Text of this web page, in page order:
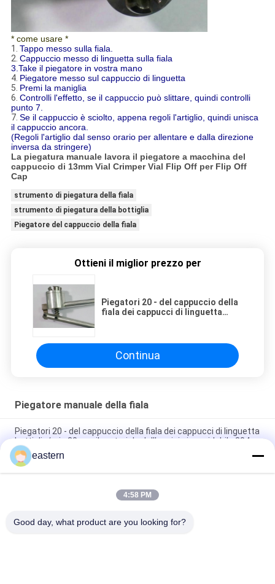
* come usare *
1. Tappo messo sulla fiala.
2. Cappuccio messo di linguetta sulla fiala
3.Take il piegatore in vostra mano
4. Piegatore messo sul cappuccio di linguetta
5. Premi la maniglia
6. Controlli l'effetto, se il cappuccio può slittare, quindi controlli
punto 7.
7. Se il cappuccio è sciolto, appena regoli l'artiglio, quindi unisca
il cappuccio ancora.
(Regoli l'artiglio dal senso orario per allentare e dalla direzione
inversa da stringere)
La piegatura manuale lavora il piegatore a macchina del
cappuccio di 13mm Vial Crimper Vial Flip Off per Flip Off
Cap
strumento di piegatura della fiala
strumento di piegatura della bottiglia
Piegatore del cappuccio della fiala
Ottieni il miglior prezzo per
Piegatori 20 - del cappuccio della
fiala dei cappucci di linguetta
Continua
Piegatore manuale della fiala
Piegatori 20 - del cappuccio della fiala dei cappucci di linguetta
bottiglia/min 30 con il materiale dell'acciaio inossidabile 304
Operazioni di piegatura manuali del volume basso del
piegatore della fiala del cappuccio di plastica di alluminio
piegatore manuale della fiala della bottiglia del diametro di
eastern
4:58 PM
Good day, what product are you looking for?